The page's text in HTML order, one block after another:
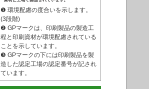
❶ 環境配慮の度合いを示します。
(3段階)
❷ GPマークは、印刷製品の製造工
程と印刷資材が環境配慮されている
ことを示しています。
❸ GPマークの下には印刷製品を製
造した認定工場の認定番号が記され
ています。